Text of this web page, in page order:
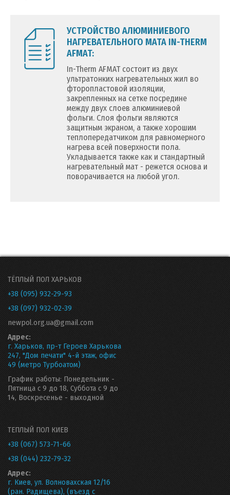
УСТРОЙСТВО АЛЮМИНИЕВОГО
НАГРЕВАТЕЛЬНОГО МАТА IN-THERM
AFMAT:
In-Therm AFMAT состоит из двух
ультратонких нагревательных жил во
фторопластовой изоляции,
закрепленных на сетке посредине
между двух слоев алюминиевой
фольги. Слоя фольги являются
защитным экраном, а также хорошим
теплопередатчиком для равномерного
нагрева всей поверхности пола.
Укладывается также как и стандартный
нагревательный мат - режется основа и
поворачивается на любой угол.
ТЁПЛЫЙ ПОЛ ХАРЬКОВ
+38 (095) 932-29-93
+38 (097) 932-02-39
newpol.org.ua@gmail.com
Адрес:
г. Харьков, пр-т Героев Харькова
247, "Дом печати" 4-й этаж, офис
49 (метро Турбоатом)
График работы: Понедельник -
Пятница с 9 до 18, Суббота с 9 до
14, Воскресенье - выходной
ТЕПЛЫЙ ПОЛ КИЕВ
+38 (067) 573-71-66
+38 (044) 232-79-32
Адрес:
г. Киев, ул. Волновахская 12/16
(ран. Радищева), (въезд с